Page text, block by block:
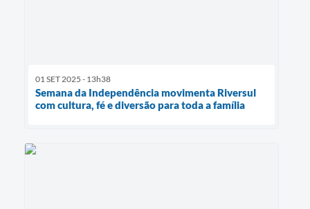
01 SET 2025 - 13h38
Semana da Independência movimenta Riversul
com cultura, fé e diversão para toda a família